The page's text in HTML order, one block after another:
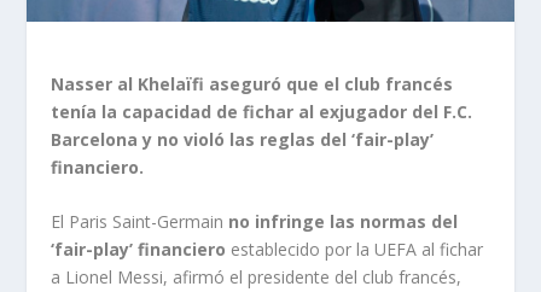
Nasser al Khelaïfi aseguró que el club francés
tenía la capacidad de fichar al exjugador del F.C.
Barcelona y no violó las reglas del ‘fair-play’
financiero.
El Paris Saint-Germain no infringe las normas del
‘fair-play’ financiero establecido por la UEFA al fichar
a Lionel Messi, afirmó el presidente del club francés,